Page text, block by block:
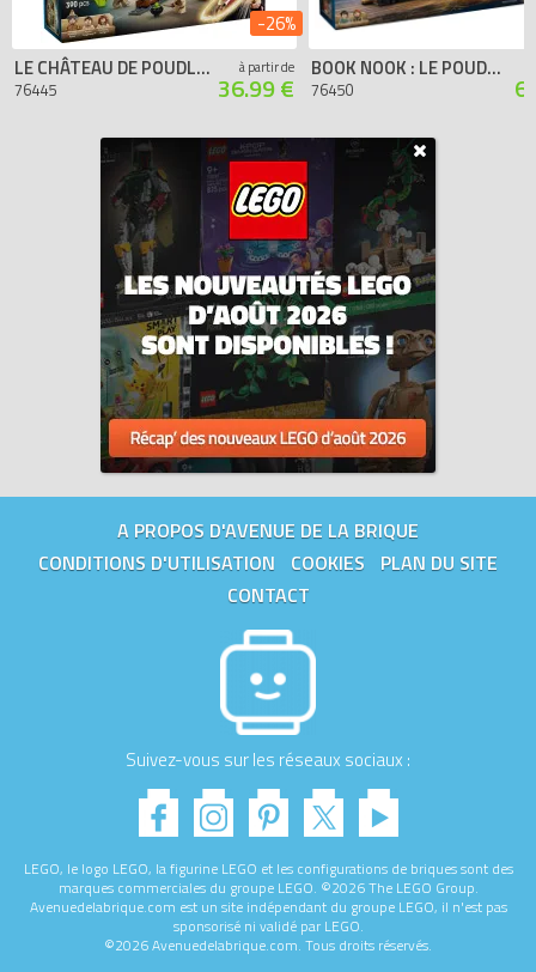
LE CHÂTEAU DE POUDLARD : LE COURS DE BOTANIQUE
76445
à partir de
36.99 €
-26%
BOOK NOOK : LE POUDLARD EXPRESS
76450
A PROPOS D'AVENUE DE LA BRIQUE
CONDITIONS D'UTILISATION
COOKIES
PLAN DU SITE
CONTACT
Suivez-vous sur les réseaux sociaux :
LEGO, le logo LEGO, la figurine LEGO et les configurations de briques sont des
marques commerciales du groupe LEGO. ©2026 The LEGO Group.
Avenuedelabrique.com est un site indépendant du groupe LEGO, il n'est pas
sponsorisé ni validé par LEGO.
©2026 Avenuedelabrique.com. Tous droits réservés.